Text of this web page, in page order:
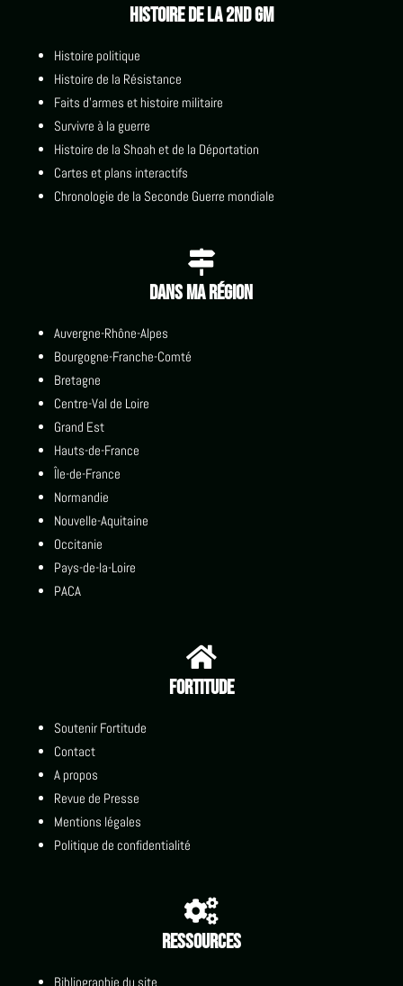
Histoire de la 2nd GM
Histoire politique
Histoire de la Résistance
Faits d'armes et histoire militaire
Survivre à la guerre
Histoire de la Shoah et de la Déportation
Cartes et plans interactifs
Chronologie de la Seconde Guerre mondiale

Dans ma région
Auvergne-Rhône-Alpes
Bourgogne-Franche-Comté
Bretagne
Centre-Val de Loire
Grand Est
Hauts-de-France
Île-de-France
Normandie
Nouvelle-Aquitaine
Occitanie
Pays-de-la-Loire
PACA

Fortitude
Soutenir Fortitude
Contact
A propos
Revue de Presse
Mentions légales
Politique de confidentialité

Ressources
Bibliographie du site